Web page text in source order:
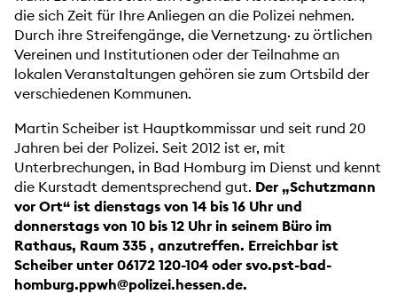
die sich Zeit für Ihre Anlie­gen an die Polizei nehmen.
Durch ihre Streifengänge, die Vernetzung· zu örtlichen
Vereinen und Institutionen oder der Teilnahme an
lokalen Veranstaltungen gehören sie zum Ortsbild der
verschiedenen Kommunen.
Martin Scheiber ist Hauptkommissar und seit rund 20
Jahren bei der Polizei. Seit 2012 ist er, mit
Unterbrechungen, in Bad Homburg im Dienst und kennt
die Kurstadt dementsprechend gut. Der „Schutzmann
vor Ort“ ist dienstags von 14 bis 16 Uhr und
donnerstags von 10 bis 12 Uhr in seinem Büro im
Rathaus, Raum 335 , anzutreffen. Erreichbar ist
Scheiber unter 06172 120-104 oder svo.pst-bad-
homburg.ppwh@polizei.hessen.de.